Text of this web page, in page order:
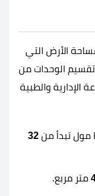
الأرض التي
الوحدات من
الإدارية والطبية
مول تبدأ من 32
متر مربع.